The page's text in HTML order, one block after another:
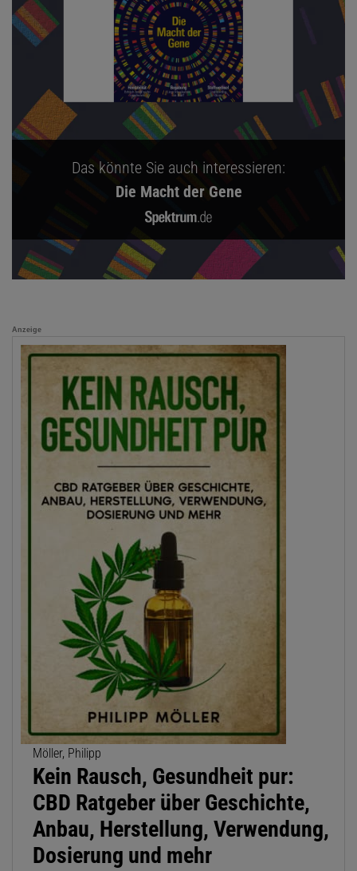
Das könnte Sie auch interessieren:
Die Macht der Gene
Anzeige
Möller, Philipp
Kein Rausch, Gesundheit pur:
CBD Ratgeber über Geschichte,
Anbau, Herstellung, Verwendung,
Dosierung und mehr